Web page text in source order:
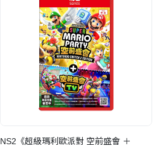
NS2《超級瑪利歐派對 空前盛會 ＋